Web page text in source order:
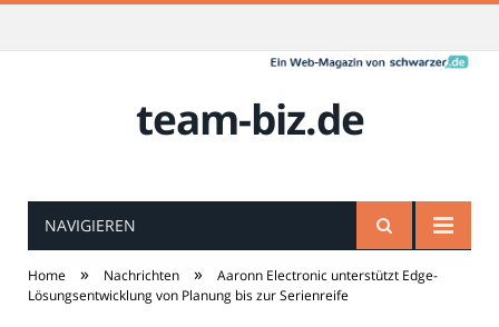
team-biz.de
NAVIGIEREN
Home » Nachrichten »
Aaronn Electronic unterstützt Edge-
Lösungsentwicklung von Planung bis zur Serienreife